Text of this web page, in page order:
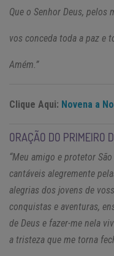
Que o Senhor Deus, pelos
vos conceda toda a paz e
Amém.”
Clique Aqui: Novena a
ORAÇÃO DO PRIMEIRO
“Meu amigo e protetor
cantáveis alegremente
alegrias dos jovens de
conquistas e aventuras,
de Deus e fazer-me nela
a tristeza que me torna